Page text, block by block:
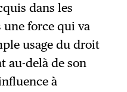
dans les
une force qui va
usage du droit
au-delà de son
à